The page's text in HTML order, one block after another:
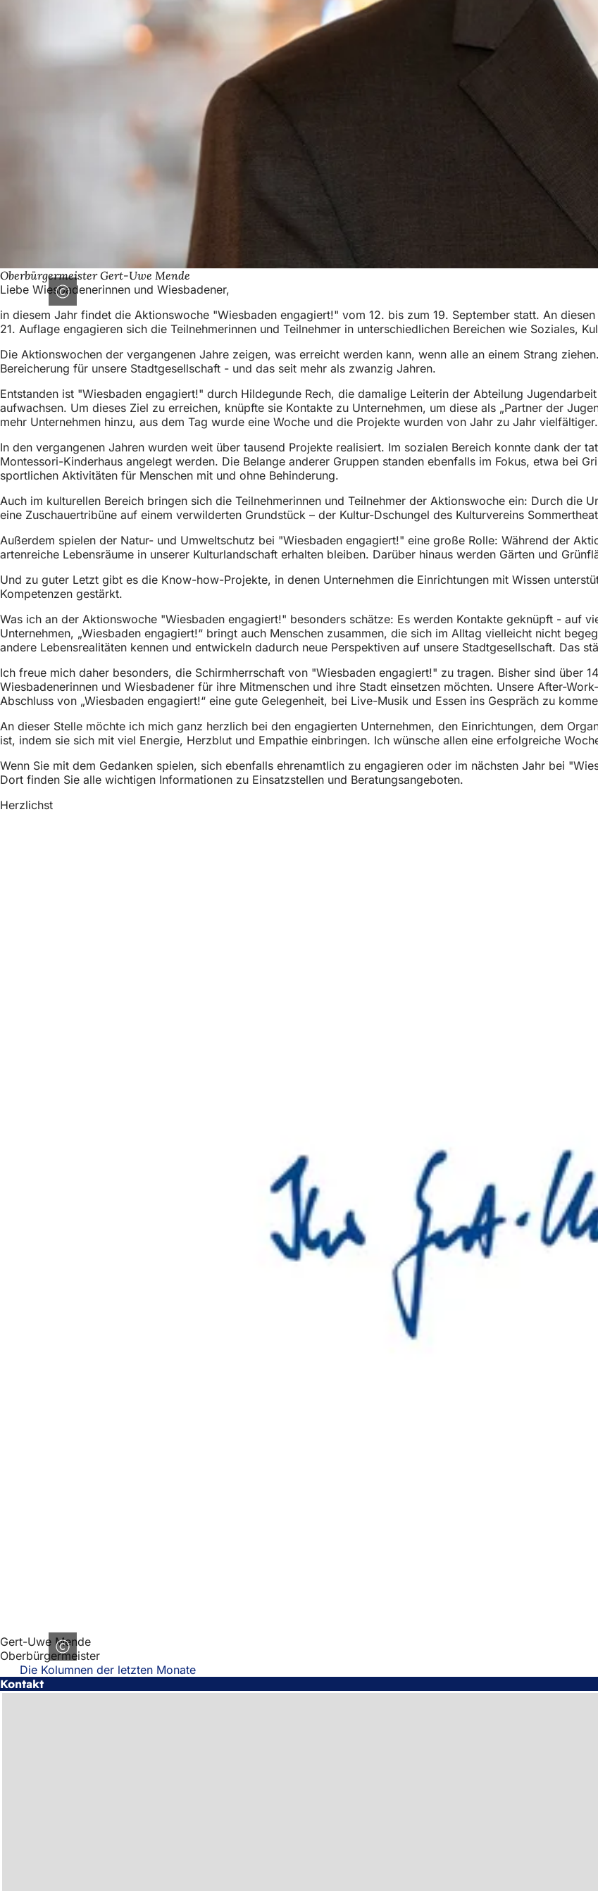
Oberbürgermeister Gert-Uwe Mende
Liebe Wiesbadenerinnen und Wiesbadener,
in diesem Jahr findet die Aktionswoche "Wiesbaden engagiert!" vom 12. bis zum 19. September statt. An
21. Auflage engagieren sich die Teilnehmerinnen und Teilnehmer in unterschiedlichen Bereichen wie Soziales,
Die Aktionswochen der vergangenen Jahre zeigen, was erreicht werden kann, wenn alle an einem Strang
Bereicherung für unsere Stadtgesellschaft - und das seit mehr als zwanzig Jahren.
Entstanden ist "Wiesbaden engagiert!" durch Hildegunde Rech, die damalige Leiterin der Abteilung
aufwachsen. Um dieses Ziel zu erreichen, knüpfte sie Kontakte zu Unternehmen, um diese als „Partner der
mehr Unternehmen hinzu, aus dem Tag wurde eine Woche und die Projekte wurden von Jahr zu Jahr
In den vergangenen Jahren wurden weit über tausend Projekte realisiert. Im sozialen Bereich konnte dank
Montessori-Kinderhaus angelegt werden. Die Belange anderer Gruppen standen ebenfalls im Fokus, etwa bei
sportlichen Aktivitäten für Menschen mit und ohne Behinderung.
Auch im kulturellen Bereich bringen sich die Teilnehmerinnen und Teilnehmer der Aktionswoche ein: Durch
eine Zuschauertribüne auf einem verwilderten Grundstück – der Kultur-Dschungel des Kulturvereins
Außerdem spielen der Natur- und Umweltschutz bei "Wiesbaden engagiert!" eine große Rolle: Während der
artenreiche Lebensräume in unserer Kulturlandschaft erhalten bleiben. Darüber hinaus werden Gärten und
Und zu guter Letzt gibt es die Know-how-Projekte, in denen Unternehmen die Einrichtungen mit Wissen
Kompetenzen gestärkt.
Was ich an der Aktionswoche "Wiesbaden engagiert!" besonders schätze: Es werden Kontakte geknüpft - auf
Unternehmen, „Wiesbaden engagiert!“ bringt auch Menschen zusammen, die sich im Alltag vielleicht nicht
andere Lebensrealitäten kennen und entwickeln dadurch neue Perspektiven auf unsere Stadtgesellschaft. Das
Ich freue mich daher besonders, die Schirmherrschaft von "Wiesbaden engagiert!" zu tragen. Bisher sind
Wiesbadenerinnen und Wiesbadener für ihre Mitmenschen und ihre Stadt einsetzen möchten. Unsere After-
Abschluss von „Wiesbaden engagiert!“ eine gute Gelegenheit, bei Live-Musik und Essen ins Gespräch zu
An dieser Stelle möchte ich mich ganz herzlich bei den engagierten Unternehmen, den Einrichtungen, dem
ist, indem sie sich mit viel Energie, Herzblut und Empathie einbringen. Ich wünsche allen eine erfolgreiche
Wenn Sie mit dem Gedanken spielen, sich ebenfalls ehrenamtlich zu engagieren oder im nächsten Jahr bei
Dort finden Sie alle wichtigen Informationen zu Einsatzstellen und Beratungsangeboten.
Herzlichst
Gert-Uwe Mende
Oberbürgermeister
Die Kolumnen der letzten Monate
Kontakt